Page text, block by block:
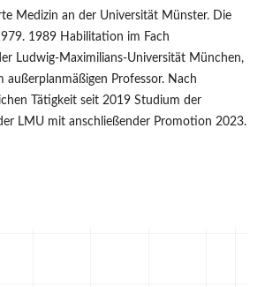
Medizin an der Universität Münster. Die
1989 Habilitation im Fach
Ludwig-Maximilians-Universität München,
außerplanmäßigen Professor. Nach
Tätigkeit seit 2019 Studium der
LMU mit anschließender Promotion 2023.